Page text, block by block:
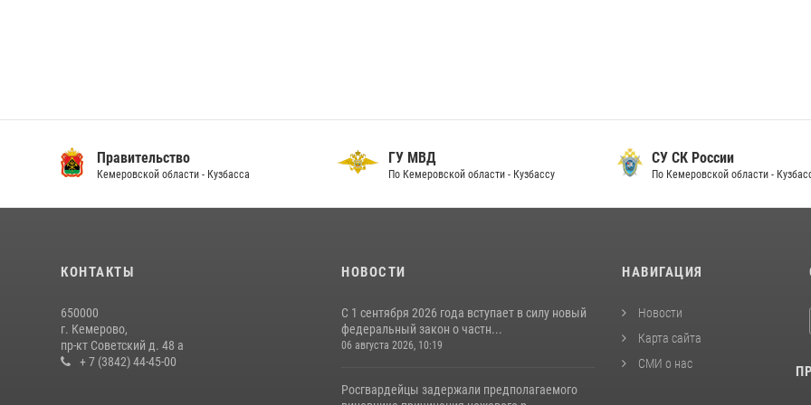
Правительство
Кемеровской области - Кузбасса
ГУ МВД
По Кемеровской области - Кузбассу
СУ СК России
По Кемеровской области -
КОНТАКТЫ
650000
г. Кемерово,
пр-кт Советский д. 48 а
+ 7 (3842) 44-45-00
НОВОСТИ
С 1 сентября 2026 года вступает в силу новый
федеральный закон о частн...
06 августа 2026, 10:19
Росгвардейцы задержали предполагаемого
НАВИГАЦИЯ
Новости
Карта сайта
СМИ о нас